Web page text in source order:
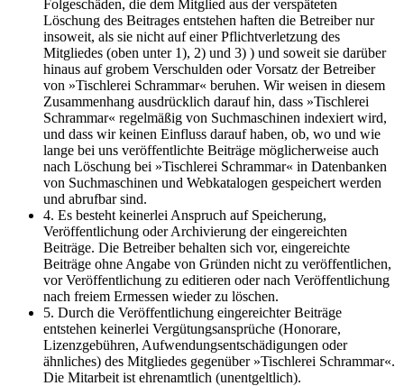
Folgeschäden, die dem Mitglied aus der verspäteten
Löschung des Beitrages entstehen haften die Betreiber nur
insoweit, als sie nicht auf einer Pflichtverletzung des
Mitgliedes (oben unter 1), 2) und 3) ) und soweit sie darüber
hinaus auf grobem Verschulden oder Vorsatz der Betreiber
von »Tischlerei Schrammar« beruhen. Wir weisen in diesem
Zusammenhang ausdrücklich darauf hin, dass »Tischlerei
Schrammar« regelmäßig von Suchmaschinen indexiert wird,
und dass wir keinen Einfluss darauf haben, ob, wo und wie
lange bei uns veröffentlichte Beiträge möglicherweise auch
nach Löschung bei »Tischlerei Schrammar« in Datenbanken
von Suchmaschinen und Webkatalogen gespeichert werden
und abrufbar sind.
4. Es besteht keinerlei Anspruch auf Speicherung,
Veröffentlichung oder Archivierung der eingereichten
Beiträge. Die Betreiber behalten sich vor, eingereichte
Beiträge ohne Angabe von Gründen nicht zu veröffentlichen,
vor Veröffentlichung zu editieren oder nach Veröffentlichung
nach freiem Ermessen wieder zu löschen.
5. Durch die Veröffentlichung eingereichter Beiträge
entstehen keinerlei Vergütungsansprüche (Honorare,
Lizenzgebühren, Aufwendungsentschädigungen oder
ähnliches) des Mitgliedes gegenüber »Tischlerei Schrammar«.
Die Mitarbeit ist ehrenamtlich (unentgeltlich).